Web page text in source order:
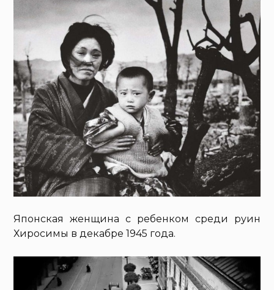
Японская женщина с ребенком среди руин
Хиросимы в декабре 1945 года.